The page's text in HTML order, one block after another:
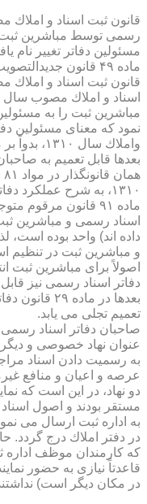
مسئولین دفاتر تغییر نام
مباشرین ثبت را به
واملاك
بعدها قابل تعمیم به
۱۳۱۰، به شرح عملكرد
ماده ۹۱ قانون
اسناد رسمی و مباشرین
داده اند) واحد بوده است،
و مباشرین ثبت در تنظیم
اصولاً برای مباشرین ثبت
دفاتر اسناد رسمی نیز
تعمیم تجلی می یابد.
صاحبان دفاتر اسناد رسمی
عنوان نهاد خصوصی و
به رسمیت دادن اسناد
عرصه و اعیان و منافع
دو نهاد، در این است كه
مستقر بودند و اصول
به اداره ثبت ارسال می
در دفتر املاك درج گردد.
كه كارمندان موظف اداره
قاعدتاً نیازی به حضور
در مكان دیگر است)